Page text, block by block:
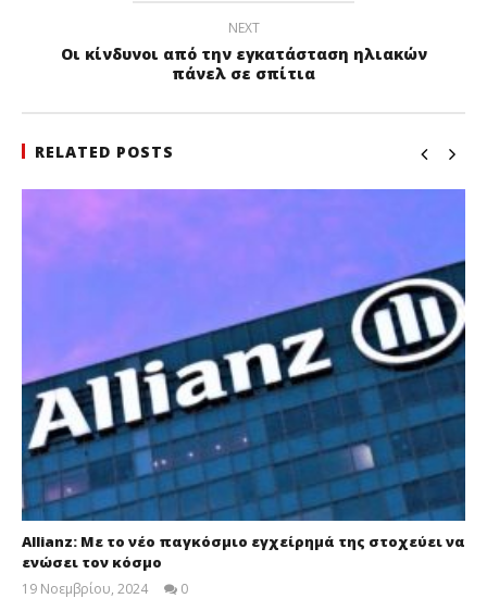
NEXT
Οι κίνδυνοι από την εγκατάσταση ηλιακών
πάνελ σε σπίτια
RELATED POSTS
Allianz: Με το νέο παγκόσμιο εγχείρημά της στοχεύει να
ενώσει τον κόσμο
19 Νοεμβρίου, 2024
0